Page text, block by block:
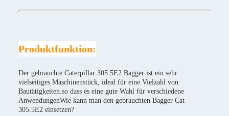
Produktfunktion:
Der gebrauchte Caterpillar 305.5E2 Bagger ist ein sehr
vielseitiges Maschinenstück, ideal für eine Vielzahl von
Bautätigkeiten.so dass es eine gute Wahl für verschiedene
AnwendungenWie kann man den gebrauchten Bagger Cat
305.5E2 einsetzen?